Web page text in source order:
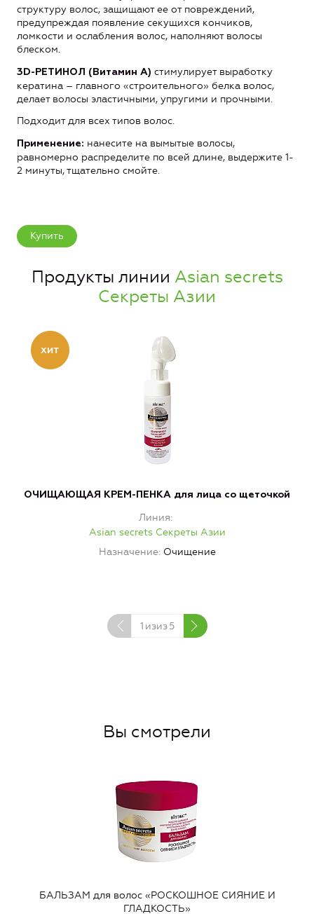
структуру волос, защищают ее от повреждений,
предупреждая появление секущихся кончиков,
ломкости и ослабления волос, наполняют волосы
блеском.
3D-РЕТИНОЛ (Витамин А) стимулирует выработку
кератина – главного «строительного» белка волос,
делает волосы эластичными, упругими и прочными.
Подходит для всех типов волос.
Применение: нанесите на вымытые волосы,
равномерно распределите по всей длине, выдержите 1-
2 минуты, тщательно смойте.
Купить
Продукты линии Asian secrets
Секреты Азии
ОЧИЩАЮЩАЯ КРЕМ-ПЕНКА для лица со щеточкой
Линия
Asian secrets Секреты Азии
Назначение Очищение
1 изиз 5
Вы смотрели
БАЛЬЗАМ для волос «РОСКОШНОЕ СИЯНИЕ И
ГЛАДКОСТЬ»